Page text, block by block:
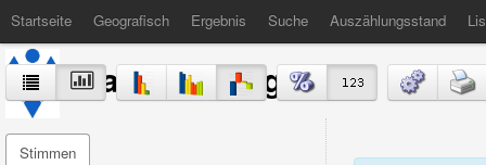
Startseite Geografisch Ergebnis Suche Auszählungsstand
Stadt Völklingen
Stimmen